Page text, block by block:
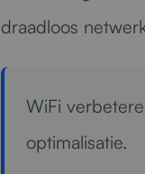
draadloos
WiFi
optimalisatie.